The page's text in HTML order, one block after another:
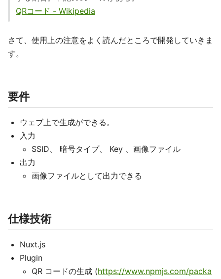
QRコード - Wikipedia
さて、使用上の注意をよく読んだところで開発していきま
す。
要件
ウェブ上で生成ができる。
入力
SSID、 暗号タイプ、 Key 、画像ファイル
出力
画像ファイルとして出力できる
仕様技術
Nuxt.js
Plugin
QR コードの生成 (https://www.npmjs.com/packa